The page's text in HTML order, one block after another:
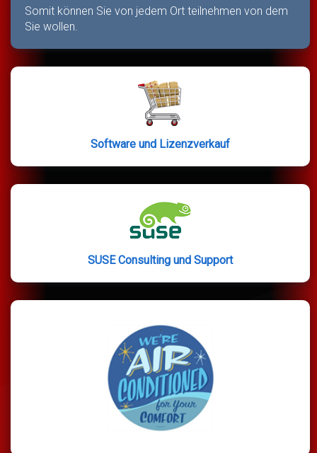
Somit können Sie von jedem Ort teilnehmen von dem
Sie wollen.
Software und Lizenzverkauf
SUSE Consulting und Support